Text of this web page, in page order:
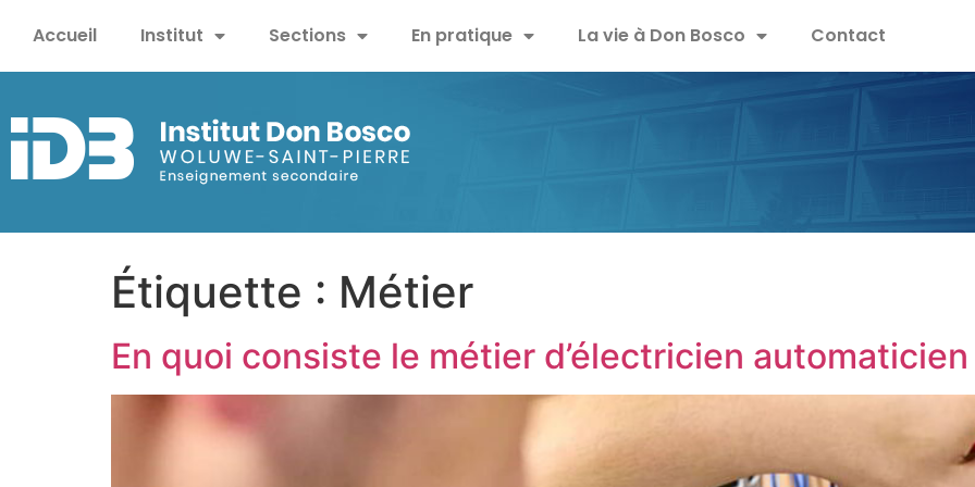
Accueil Institut Sections En pratique La vie à Don Bosco Contact
Étiquette : Métier
En quoi consiste le métier d’électricien automaticien